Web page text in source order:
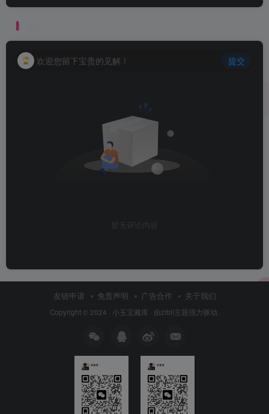
欢迎您留下宝贵的见解！ 提交
暂无评论内容
友链申请 免责声明 广告合作 关于我们
Copyright © 2024 · 小玉宝藏库 · 由zibll主题强力驱动.